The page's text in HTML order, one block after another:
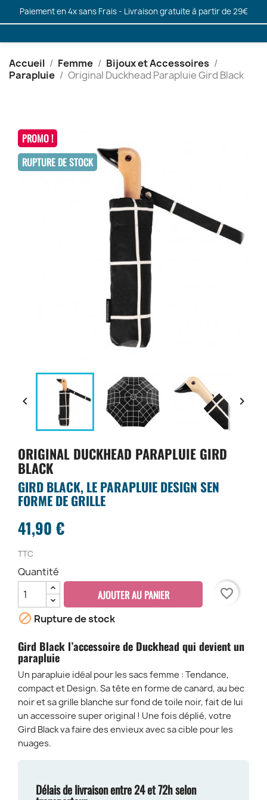
Paiement en 4x sans Frais - Livraison gratuite à partir de 29€
Accueil Femme
Bijoux et Accessoires
Parapluie
Original Duckhead Parapluie Gird Black
PROMO !
RUPTURE DE STOCK
 
ORIGINAL DUCKHEAD PARAPLUIE GIRD
BLACK
GIRD BLACK, LE PARAPLUIE DESIGN SEN
FORME DE GRILLE
41,90 €
TTC
Quantité
AJOUTER AU PANIER favorite_border
 Rupture de stock
Gird Black l’accessoire de Duckhead qui devient un
parapluie
Un parapluie idéal pour les sacs femme : Tendance,
compact et Design. Sa tête en forme de canard, au bec
noir et sa grille blanche sur fond de toile noir, fait de lui
un accessoire super original ! Une fois déplié, votre
Gird Black va faire des envieux avec sa cible pour les
nuages.
Délais de livraison entre 24 et 72h selon